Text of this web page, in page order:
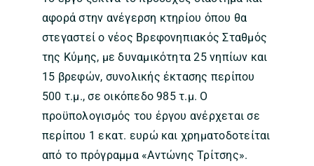
αφορά στην ανέγερση κτηρίου όπου θα
στεγαστεί ο νέος Βρεφονηπιακός Σταθμός
της Κύμης, με δυναμικότητα 25 νηπίων και
15 βρεφών, συνολικής έκτασης περίπου
500 τ.μ., σε οικόπεδο 985 τ.μ. Ο
προϋπολογισμός του έργου ανέρχεται σε
περίπου 1 εκατ. ευρώ και χρηματοδοτείται
από το πρόγραμμα «Αντώνης Τρίτσης».